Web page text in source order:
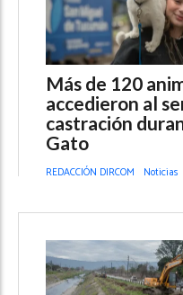
Más de 120
accedieron al
castración
Gato
REDACCIÓN DIRCOM Noticias